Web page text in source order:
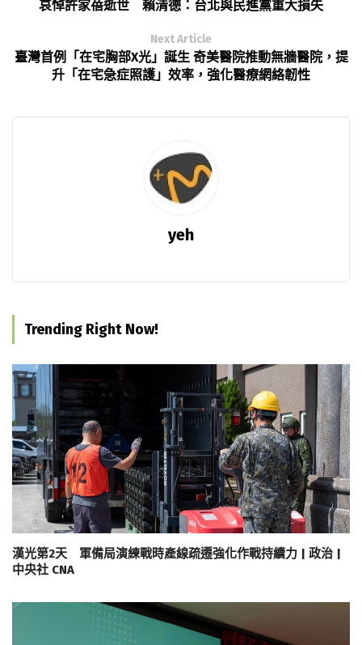
哀悼許家蓓逝世 賴清德：台北與民進黨重大損失
Next Article
臺灣首例「在宅胸部X光」誕生 奇美醫院推動無牆醫院，提
升「在宅急症照護」效率，強化醫療網絡韌性
yeh
Trending Right Now!
漢光第2天 軍備局演練戰時產線疏遷強化作戰持續力 | 政治 |
中央社 CNA